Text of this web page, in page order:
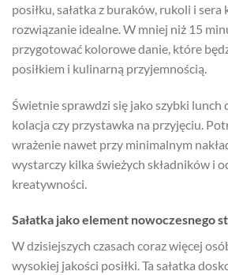
posiłku, sałatka z buraków, rukoli i sera
rozwiązanie idealne. W mniej niż 15
przygotować kolorowe danie, które
posiłkiem i kulinarną przyjemnością.
Świetnie sprawdzi się jako szybki lunch
kolacja czy przystawka na przyjęciu.
wrażenie nawet przy minimalnym
wystarczy kilka świeżych składników i
kreatywności.
Sałatka jako element nowoczesnego
W dzisiejszych czasach coraz więcej
wysokiej jakości posiłki. Ta sałatka